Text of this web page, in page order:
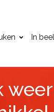
In